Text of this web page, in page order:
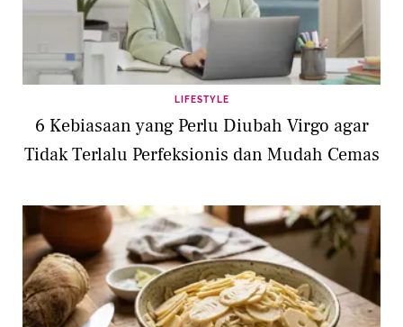
LIFESTYLE
6 Kebiasaan yang Perlu Diubah Virgo agar
Tidak Terlalu Perfeksionis dan Mudah Cemas